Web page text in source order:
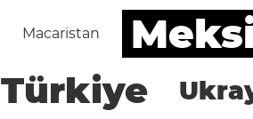
Macaristan
Türkiye